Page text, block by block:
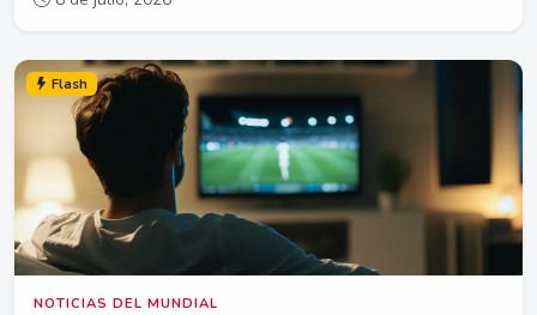
Flash
NOTICIAS DEL MUNDIAL